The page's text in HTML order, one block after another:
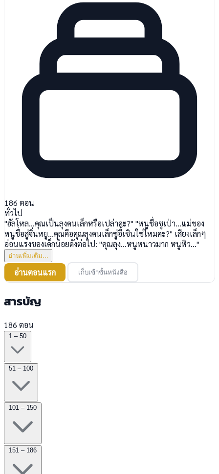
186 ตอน
ทั่วไป
"ฮัลโหล...คุณเป็นลุงคนเล็กหรือเปล่าคะ?" "หนูชื่อซูเป่า...แม่ของ
หนูชื่อสู่จิ่นหยู...คุณคือคุณลุงคนเล็กซู่อี้เซินใช่ไหมคะ?" เสียงเล็กๆ
อ่อนแรงของเด็กน้อยดังต่อไป: "คุณลุง...หนูหนาวมาก หนูหิว..."
อ่านเพิ่มเติม...
อ่านตอนแรก เก็บเข้าชั้นหนังสือ
สารบัญ
186 ตอน
1 – 50
51 – 100
101 – 150
151 – 186